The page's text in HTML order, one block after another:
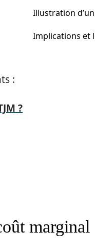
Illustration
Implications et
:
?
marginal